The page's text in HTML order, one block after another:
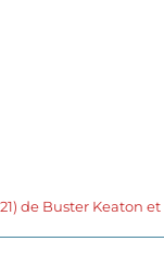
de Buster Keaton et